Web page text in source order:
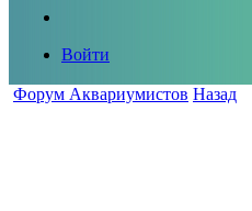
Войти
Форум Аквариумистов Назад